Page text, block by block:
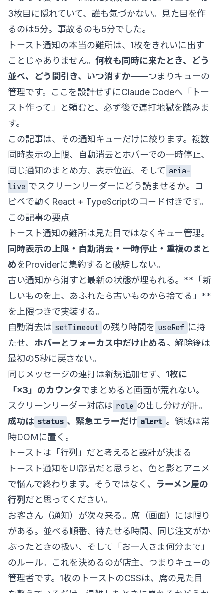
3枚目に隠れていて、誰も気づかない。見た目を作
るのは5分。事故るのも5分でした。
トースト通知の本当の難所は、1枚をきれいに出す
ことじゃありません。 何枚も同時に来たとき、どう
並べ、どう間引き、いつ消すか——つまりキューの
管理です。ここを設計せずにClaude Codeへ「トー
スト作って」と頼むと、必ず後で連打地獄を踏みま
す。
この記事は、その通知キューだけに絞ります。複数
同時表示の上限、自動消去とホバーでの一時停止、
同じ通知のまとめ方、表示位置、そして aria-
live でスクリーンリーダーにどう読ませるか。コ
ピペで動くReact + TypeScriptのコード付きです。
この記事の要点
トースト通知の難所は見た目ではなくキュー管理。
同時表示の上限・自動消去・一時停止・重複のまと
めをProviderに集約すると破綻しない。
古い通知から消すと最新の状態が埋もれる。**「新
しいものを上、あふれたら古いものから捨てる」**
を上限つきで実装する。
自動消去は setTimeout の残り時間を useRef に持
たせ、 ホバーとフォーカス中だけ止める。解除後は
最初の5秒に戻さない。
同じメッセージの連打は新規追加せず、 1枚に
「×3」のカウンタでまとめると画面が荒れない。
スクリーンリーダー対応は role の出し分けが肝。
成功は status 、緊急エラーだけ alert 。領域は常
時DOMに置く。
トーストは「行列」だと考えると設計が決まる
トースト通知をUI部品だと思うと、色と影とアニメ
で悩んで終わります。そうではなく、 ラーメン屋の
行列 だと思ってください。
お客さん（通知）が次々来る。席（画面）には限り
がある。並べる順番、待たせる時間、同じ注文がか
ぶったときの扱い、そして「お一人さま何分まで」
のルール。これを決めるのが店主、つまりキューの
管理者です。1枚のトーストのCSSは、席の見た目